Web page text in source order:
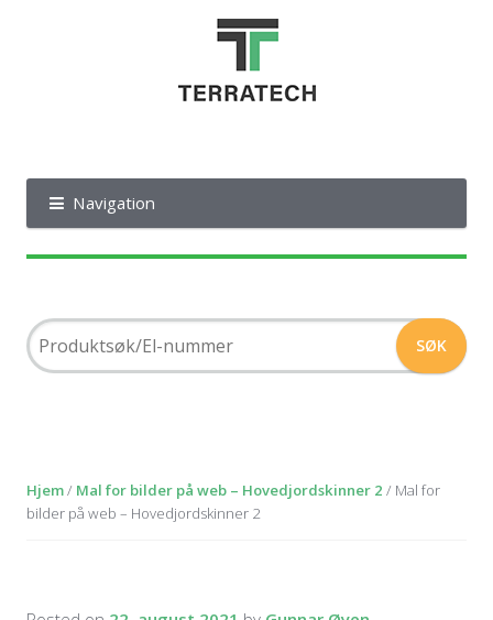
Navigation
Hjem/ Mal for bilder på web – Hovedjordskinner 2 / Mal for
bilder på web – Hovedjordskinner 2